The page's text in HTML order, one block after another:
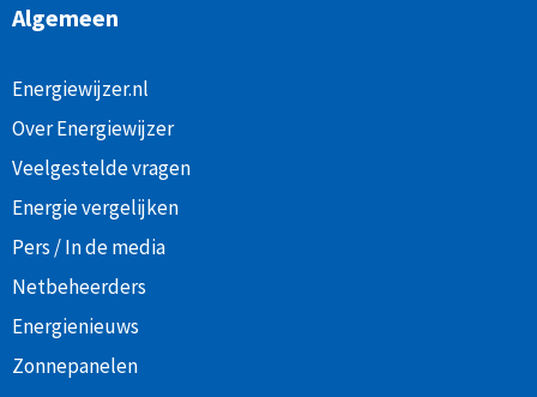
Algemeen
Energiewijzer.nl
Over Energiewijzer
Veelgestelde vragen
Energie vergelijken
Pers / In de media
Netbeheerders
Energienieuws
Zonnepanelen